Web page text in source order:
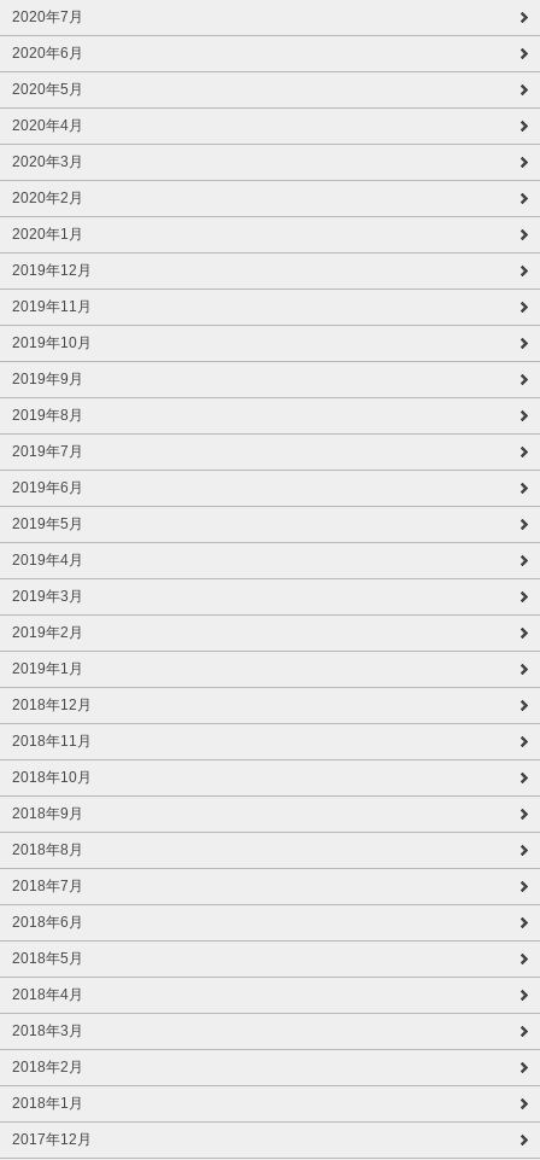
2020年7月
2020年6月
2020年5月
2020年4月
2020年3月
2020年2月
2020年1月
2019年12月
2019年11月
2019年10月
2019年9月
2019年8月
2019年7月
2019年6月
2019年5月
2019年4月
2019年3月
2019年2月
2019年1月
2018年12月
2018年11月
2018年10月
2018年9月
2018年8月
2018年7月
2018年6月
2018年5月
2018年4月
2018年3月
2018年2月
2018年1月
2017年12月